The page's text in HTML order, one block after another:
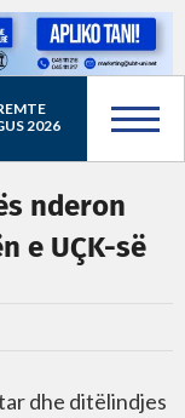
2026
nderon
e UÇK-së
dhe ditëlindjes